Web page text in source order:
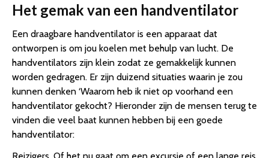
Het gemak van een handventilator
Een draagbare handventilator is een apparaat dat
ontworpen is om jou koelen met behulp van lucht. De
handventilators zijn klein zodat ze gemakkelijk kunnen
worden gedragen. Er zijn duizend situaties waarin je zou
kunnen denken ‘Waarom heb ik niet op voorhand een
handventilator gekocht? Hieronder zijn de mensen terug te
vinden die veel baat kunnen hebben bij een goede
handventilator: